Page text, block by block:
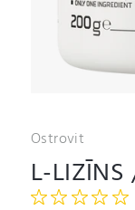
Ostrovit
L-